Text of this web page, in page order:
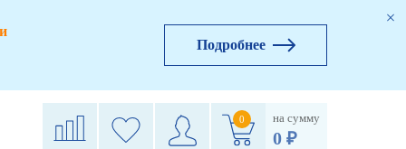
Подробнее
0 на сумму
0 ₽